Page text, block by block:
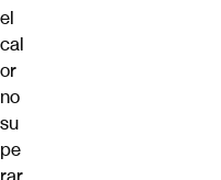
el
cal
or
no
su
pe